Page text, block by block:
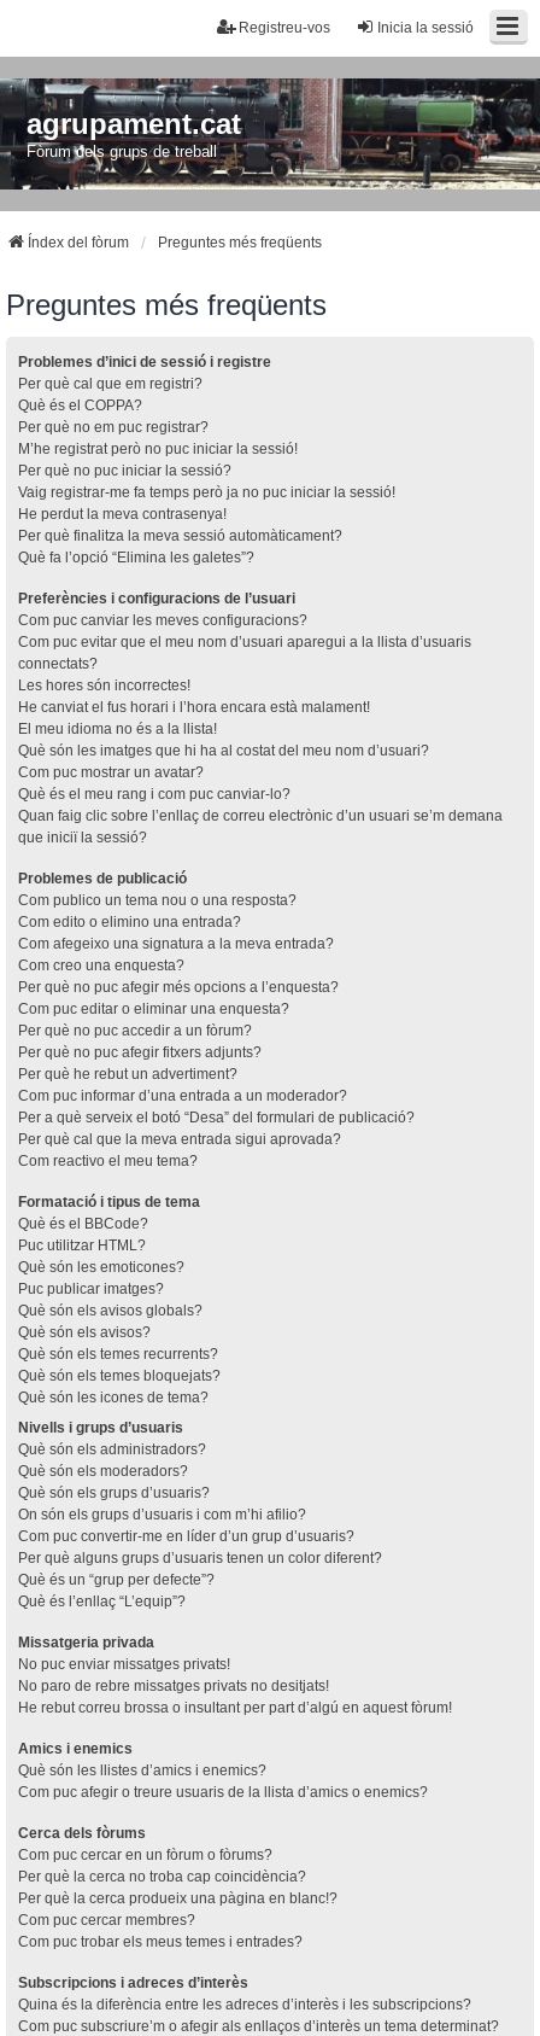
Inicia la sessió
Registreu-vos
agrupament.cat
Fòrum dels grups de treball
Índex del fòrum Preguntes més freqüents
Preguntes més freqüents
Problemes d’inici de sessió i registre
Per què cal que em registri?
Què és el COPPA?
Per què no em puc registrar?
M’he registrat però no puc iniciar la sessió!
Per què no puc iniciar la sessió?
Vaig registrar-me fa temps però ja no puc iniciar la sessió!
He perdut la meva contrasenya!
Per què finalitza la meva sessió automàticament?
Què fa l’opció “Elimina les galetes”?
Preferències i configuracions de l’usuari
Com puc canviar les meves configuracions?
Com puc evitar que el meu nom d’usuari aparegui a la llista d’usuaris
connectats?
Les hores són incorrectes!
He canviat el fus horari i l’hora encara està malament!
El meu idioma no és a la llista!
Què són les imatges que hi ha al costat del meu nom d’usuari?
Com puc mostrar un avatar?
Què és el meu rang i com puc canviar-lo?
Quan faig clic sobre l’enllaç de correu electrònic d’un usuari se’m demana
que iniciï la sessió?
Problemes de publicació
Com publico un tema nou o una resposta?
Com edito o elimino una entrada?
Com afegeixo una signatura a la meva entrada?
Com creo una enquesta?
Per què no puc afegir més opcions a l’enquesta?
Com puc editar o eliminar una enquesta?
Per què no puc accedir a un fòrum?
Per què no puc afegir fitxers adjunts?
Per què he rebut un advertiment?
Com puc informar d’una entrada a un moderador?
Per a què serveix el botó “Desa” del formulari de publicació?
Per què cal que la meva entrada sigui aprovada?
Com reactivo el meu tema?
Formatació i tipus de tema
Què és el BBCode?
Puc utilitzar HTML?
Què són les emoticones?
Puc publicar imatges?
Què són els avisos globals?
Què són els avisos?
Què són els temes recurrents?
Què són els temes bloquejats?
Què són les icones de tema?
Nivells i grups d’usuaris
Què són els administradors?
Què són els moderadors?
Què són els grups d’usuaris?
On són els grups d’usuaris i com m’hi afilio?
Com puc convertir-me en líder d’un grup d’usuaris?
Per què alguns grups d’usuaris tenen un color diferent?
Què és un “grup per defecte”?
Què és l’enllaç “L’equip”?
Missatgeria privada
No puc enviar missatges privats!
No paro de rebre missatges privats no desitjats!
He rebut correu brossa o insultant per part d’algú en aquest fòrum!
Amics i enemics
Què són les llistes d’amics i enemics?
Com puc afegir o treure usuaris de la llista d’amics o enemics?
Cerca dels fòrums
Com puc cercar en un fòrum o fòrums?
Per què la cerca no troba cap coincidència?
Per què la cerca produeix una pàgina en blanc!?
Com puc cercar membres?
Com puc trobar els meus temes i entrades?
Subscripcions i adreces d’interès
Quina és la diferència entre les adreces d’interès i les subscripcions?
Com puc subscriure’m o afegir als enllaços d’interès un tema determinat?